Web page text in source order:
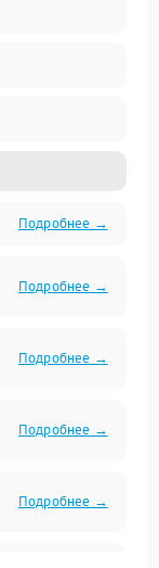
Подробнее →
Подробнее →
Подробнее →
Подробнее →
Подробнее →